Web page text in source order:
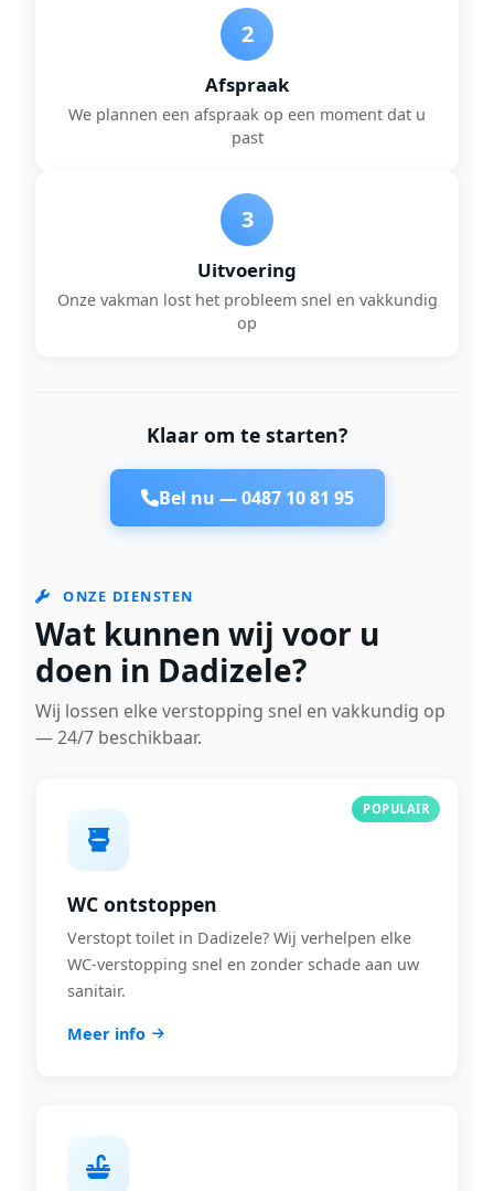
2
Afspraak
We plannen een afspraak op een moment dat u
past
3
Uitvoering
Onze vakman lost het probleem snel en vakkundig
op
Klaar om te starten?
Bel nu —0487 10 81 95
ONZE DIENSTEN
Wat kunnen wij voor u
doen in Dadizele?
Wij lossen elke verstopping snel en vakkundig op
— 24/7 beschikbaar.
POPULAIR
WC ontstoppen
Verstopt toilet in Dadizele? Wij verhelpen elke
WC-verstopping snel en zonder schade aan uw
sanitair.
Meer info